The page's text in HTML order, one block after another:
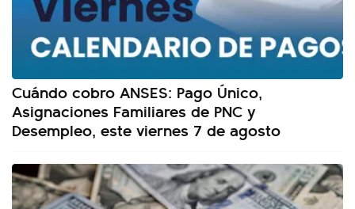
Cuándo cobro ANSES: Pago Único,
Asignaciones Familiares de PNC y
Desempleo, este viernes 7 de agosto